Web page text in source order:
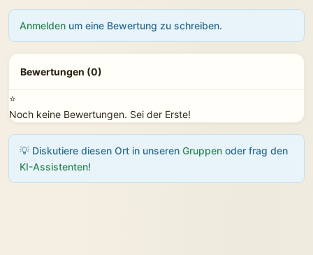
Anmelden um eine Bewertung zu schreiben.
Bewertungen (0)
⭐
Noch keine Bewertungen. Sei der Erste!
💡 Diskutiere diesen Ort in unseren Gruppen oder frag den
KI-Assistenten!